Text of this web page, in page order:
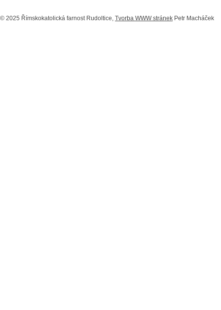
© 2025 Římskokatolická farnost Rudoltice, Tvorba WWW stránek Petr Macháček